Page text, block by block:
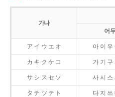
가나
어
ア イ ウ エ オ 아 이 우
カ キ ク ケ コ 가 기 구
サ シ ス セ ソ 사 시 스
タ チ ツ テ ト 다 지 쓰